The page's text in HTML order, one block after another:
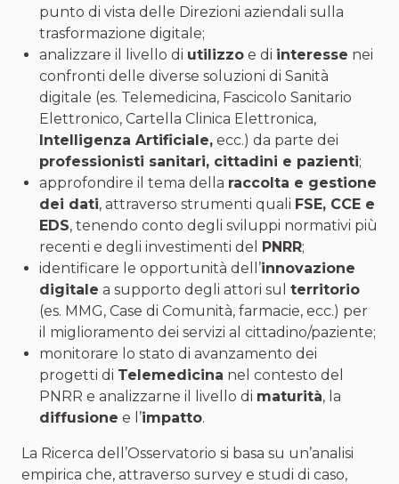
punto di vista delle Direzioni aziendali sulla
trasformazione digitale;
analizzare il livello di utilizzo e di interesse nei
confronti delle diverse soluzioni di Sanità
digitale (es. Telemedicina, Fascicolo Sanitario
Elettronico, Cartella Clinica Elettronica,
Intelligenza Artificiale, ecc.) da parte dei
professionisti sanitari, cittadini e pazienti;
approfondire il tema della raccolta e gestione
dei dati, attraverso strumenti quali FSE, CCE e
EDS, tenendo conto degli sviluppi normativi più
recenti e degli investimenti del PNRR;
identificare le opportunità dell’innovazione
digitale a supporto degli attori sul territorio
(es. MMG, Case di Comunità, farmacie, ecc.) per
il miglioramento dei servizi al cittadino/paziente;
monitorare lo stato di avanzamento dei
progetti di Telemedicina nel contesto del
PNRR e analizzarne il livello di maturità, la
diffusione e l’impatto.
La Ricerca dell’Osservatorio si basa su un’analisi
empirica che, attraverso survey e studi di caso,